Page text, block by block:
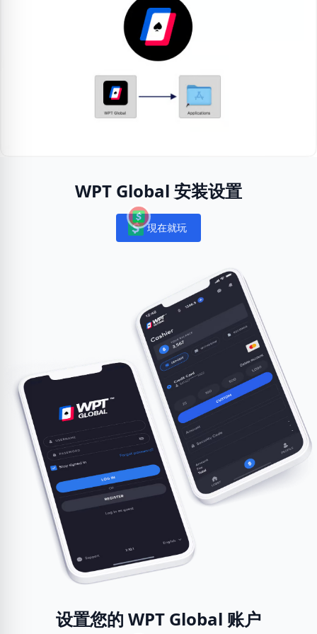
WPT Global 安装设置
Notifications
現在就玩
设置您的 WPT Global 账户